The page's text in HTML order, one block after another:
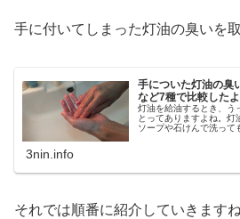
手に付いてしまった灯油の臭いを
手についた灯油の臭
など7種で比較したよ
灯油を給油するとき、う
とってありますよね。灯
ソープや石けんで洗って
3nin.info
それでは順番に紹介していきますね